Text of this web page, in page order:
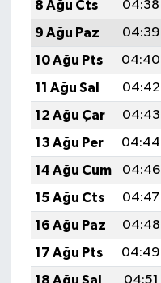
8 Ağu Cts 04:38
9 Ağu Paz
04:39
10 Ağu Pts
04:40
11 Ağu Sal
04:42
12 Ağu Çar
04:43
13 Ağu Per
04:44
14 Ağu Cum
04:46
15 Ağu Cts
04:47
16 Ağu Paz
04:48
17 Ağu Pts
04:49
18 Ağu Sal
04:51